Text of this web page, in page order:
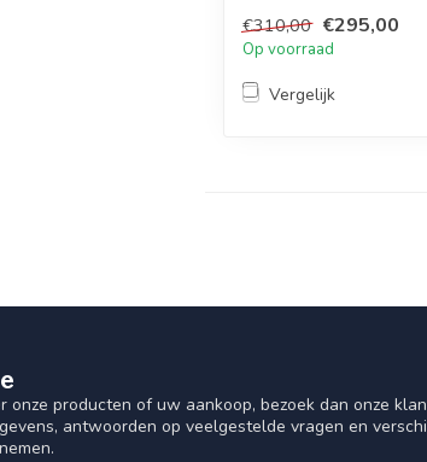
€310,00 €295,00
Op voorraad
Vergelijk
onze producten of uw aankoop, bezoek dan onze
antwoorden op veelgestelde vragen en